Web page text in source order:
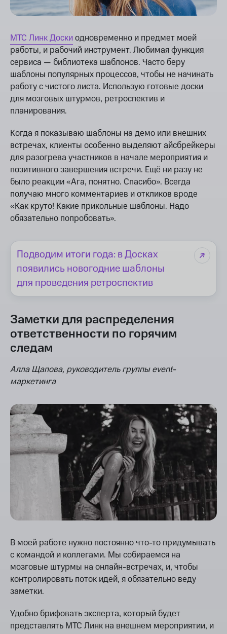
МТС Линк Доскиодновременно и предмет моей
работы, и рабочий инструмент. Любимая функция
сервиса — библиотека шаблонов. Часто беру
шаблоны популярных процессов, чтобы не начинать
работу с чистого листа. Использую готовые доски
для мозговых штурмов, ретроспектив и
планирования.
Когда я показываю шаблоны на демо или внешних
встречах, клиенты особенно выделяют айсбрейкеры
для разогрева участников в начале мероприятия и
позитивного завершения встречи. Ещё ни разу не
было реакции «Ага, понятно. Спасибо». Всегда
получаю много комментариев и откликов вроде
«Как круто! Какие прикольные шаблоны. Надо
обязательно попробовать».
Подводим итоги года: в Досках
появились новогодние шаблоны
для проведения ретроспектив
Заметки для распределения
ответственности по горячим
следам
Алла Щапова, руководитель группы event-
маркетинга
В моей работе нужно постоянно что-то придумывать
с командой и коллегами. Мы собираемся на
мозговые штурмы на онлайн-встречах, и, чтобы
контролировать поток идей, я обязательно веду
заметки.
Удобно брифовать эксперта, который будет
представлять МТС Линк на внешнем мероприятии, и